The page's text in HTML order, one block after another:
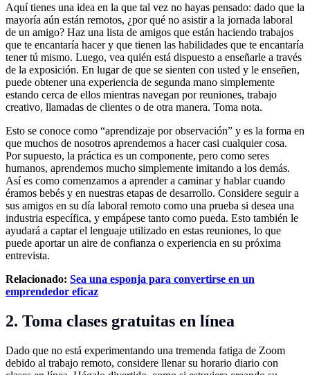
Aquí tienes una idea en la que tal vez no hayas pensado: dado que la
mayoría aún están remotos, ¿por qué no asistir a la jornada laboral
de un amigo? Haz una lista de amigos que están haciendo trabajos
que te encantaría hacer y que tienen las habilidades que te encantaría
tener tú mismo. Luego, vea quién está dispuesto a enseñarle a través
de la exposición. En lugar de que se sienten con usted y le enseñen,
puede obtener una experiencia de segunda mano simplemente
estando cerca de ellos mientras navegan por reuniones, trabajo
creativo, llamadas de clientes o de otra manera. Toma nota.
Esto se conoce como “aprendizaje por observación” y es la forma en
que muchos de nosotros aprendemos a hacer casi cualquier cosa.
Por supuesto, la práctica es un componente, pero como seres
humanos, aprendemos mucho simplemente imitando a los demás.
Así es como comenzamos a aprender a caminar y hablar cuando
éramos bebés y en nuestras etapas de desarrollo. Considere seguir a
sus amigos en su día laboral remoto como una prueba si desea una
industria específica, y empápese tanto como pueda. Esto también le
ayudará a captar el lenguaje utilizado en estas reuniones, lo que
puede aportar un aire de confianza o experiencia en su próxima
entrevista.
Relacionado: Sea una esponja para convertirse en un
emprendedor eficaz
2. Toma clases gratuitas en línea
Dado que no está experimentando una tremenda fatiga de Zoom
debido al trabajo remoto, considere llenar su horario diario con